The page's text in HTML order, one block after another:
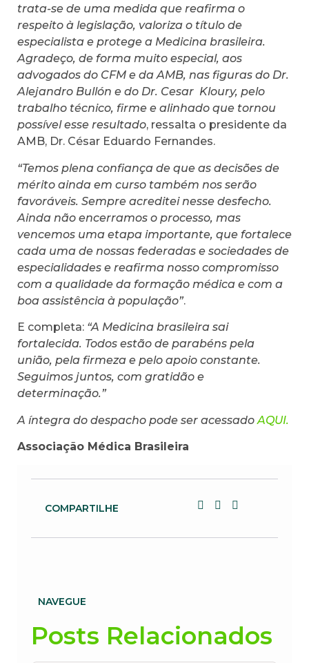
trata-se de uma medida que reafirma o
respeito à legislação, valoriza o título de
especialista e protege a Medicina brasileira.
Agradeço, de forma muito especial, aos
advogados do CFM e da AMB, nas figuras do Dr.
Alejandro Bullón e do Dr. Cesar Kloury, pelo
trabalho técnico, firme e alinhado que tornou
possível esse resultado, ressalta o presidente da
AMB, Dr. César Eduardo Fernandes.
“Temos plena confiança de que as decisões de
mérito ainda em curso também nos serão
favoráveis. Sempre acreditei nesse desfecho.
Ainda não encerramos o processo, mas
vencemos uma etapa importante, que fortalece
cada uma de nossas federadas e sociedades de
especialidades e reafirma nosso compromisso
com a qualidade da formação médica e com a
boa assistência à população”.
E completa: “A Medicina brasileira sai
fortalecida. Todos estão de parabéns pela
união, pela firmeza e pelo apoio constante.
Seguimos juntos, com gratidão e
determinação.”
A íntegra do despacho pode ser acessado AQUI.
Associação Médica Brasileira
COMPARTILHE
NAVEGUE
Posts Relacionados